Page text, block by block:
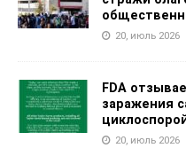
20, июль 2026
FDA
заражения
20, июль 2026